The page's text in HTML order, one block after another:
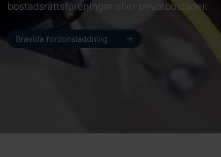
bostadsrättsföreningar eller privatbostäder.
Bravida fordonsladdning